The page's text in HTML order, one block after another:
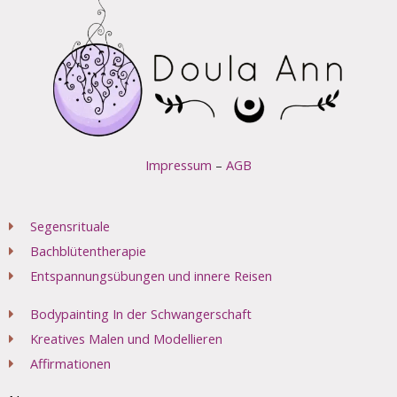
Impressum – AGB
Segensrituale
Bachblütentherapie
Entspannungsübungen und innere Reisen
Bodypainting In der Schwangerschaft
Kreatives Malen und Modellieren
Affirmationen